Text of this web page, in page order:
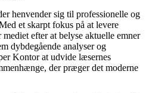
henvender sig til professionelle og
et skarpt fokus på at levere
efter at belyse aktuelle emner
dybdegående analyser og
Kontor at udvide læsernes
der præger det moderne